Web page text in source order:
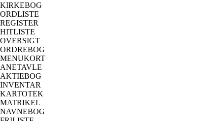
KIRKEBOG
ORDLISTE
REGISTER
HITLISTE
OVERSIGT
ORDREBOG
MENUKORT
ANETAVLE
AKTIEBOG
INVENTAR
KARTOTEK
MATRIKEL
NAVNEBOG